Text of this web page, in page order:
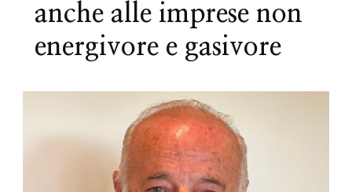
anche alle imprese non
energivore e gasivore